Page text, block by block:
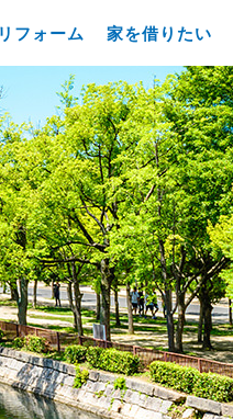
フォーム 家を借りたい